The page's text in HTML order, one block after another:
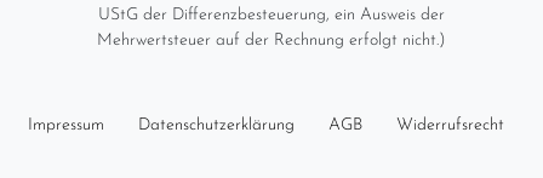
UStG der Differenzbesteuerung, ein Ausweis der
Mehrwertsteuer auf der Rechnung erfolgt nicht.)
Impressum Daten­schutz­erklärung AGB Widerrufs­recht